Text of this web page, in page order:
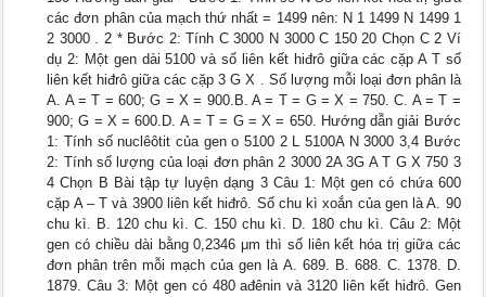
các đơn phân của mạch thứ nhất = 1499 nên: N 1 1499 N 1499 1
2 3000 . 2 * Bước 2: Tính C 3000 N 3000 C 150 20 Chọn C 2 Ví
dụ 2: Một gen dài 5100 và số liên kết hiđrô giữa các cặp A T số
liên kết hiđrô giữa các cặp 3 G X . Số lượng mỗi loại đơn phân là
A. A = T = 600; G = X = 900.B. A = T = G = X = 750. C. A = T =
900; G = X = 600.D. A = T = G = X = 650. Hướng dẫn giải Bước
1: Tính số nuclêôtit của gen o 5100 2 L 5100A N 3000 3,4 Bước
2: Tính số lượng của loại đơn phân 2 3000 2A 3G A T G X 750 3
4 Chọn B Bài tập tự luyện dạng 3 Câu 1: Một gen có chứa 600
cặp A – T và 3900 liên kết hiđrô. Số chu kì xoắn của gen là A. 90
chu kì. B. 120 chu kì. C. 150 chu kì. D. 180 chu kì. Câu 2: Một
gen có chiều dài bằng 0,2346 μm thì số liên kết hóa trị giữa các
đơn phân trên mỗi mạch của gen là A. 689. B. 688. C. 1378. D.
1879. Câu 3: Một gen có 480 ađênin và 3120 liên kết hiđrô. Gen